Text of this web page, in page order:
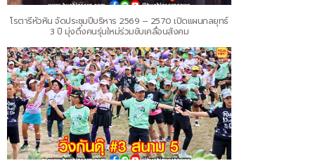
โรตารีหัวหิน จัดประชุมปีบริหาร 2569 – 2570 เปิดแผนกลยุทธ์
3 ปี มุ่งดึงคนรุ่นใหม่ร่วมขับเคลื่อนสังคม